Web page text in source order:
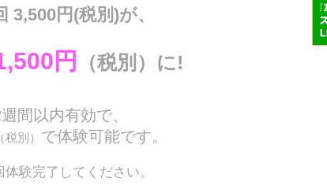
3,500円(税別)が、
円 （税別）に!
間以内有効で、
（税別） で体験可能です。
験完了してください。